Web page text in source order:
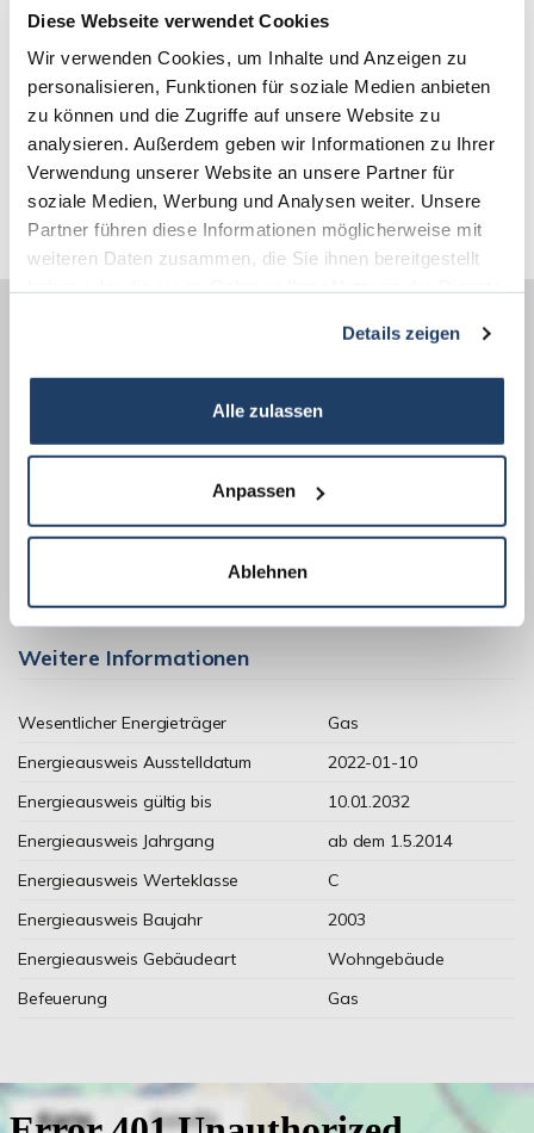
Diese Webseite verwendet Cookies
Wir verwenden Cookies, um Inhalte und Anzeigen zu
personalisieren, Funktionen für soziale Medien anbieten
zu können und die Zugriffe auf unsere Website zu
analysieren. Außerdem geben wir Informationen zu Ihrer
Verwendung unserer Website an unsere Partner für
soziale Medien, Werbung und Analysen weiter. Unsere
Partner führen diese Informationen möglicherweise mit
weiteren Daten zusammen, die Sie ihnen bereitgestellt
Details zeigen
Alle zulassen
Anpassen
Ablehnen
Links
3D - Rundgang
Homepage
Energieausweis (Verbrauchsausweis)
Energieverbrauchskennwert
Weitere Informationen
Wesentlicher Energieträger
Gas
Energieausweis Ausstelldatum
2022-01-10
Energieausweis gültig bis
10.01.2032
Energieausweis Jahrgang
ab dem 1.5.2014
Energieausweis Werteklasse
C
Energieausweis Baujahr
2003
Energieausweis Gebäudeart
Wohngebäude
Befeuerung
Gas